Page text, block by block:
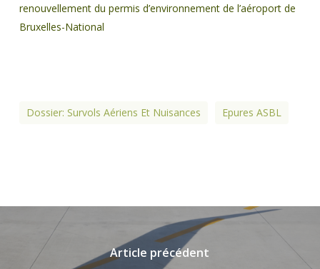
renouvellement du permis d’environnement de l’aéroport de
Bruxelles-National
Dossier: Survols Aériens Et Nuisances Epures ASBL
Article précédent